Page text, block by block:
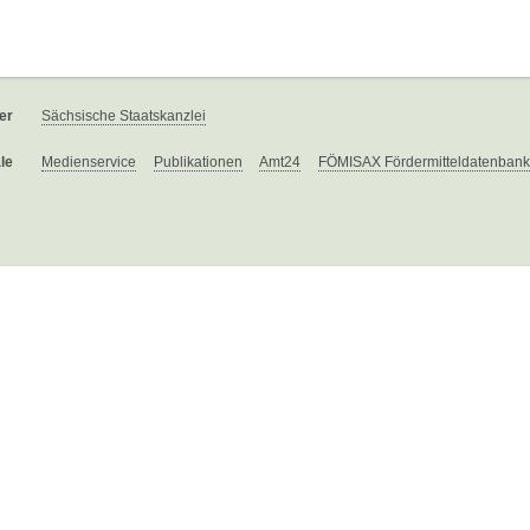
Sächsische Staatskanzlei
Medienservice Publikationen Amt24 FÖMISAX Fördermitteldatenbank